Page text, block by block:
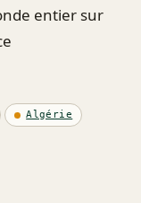
entier sur
Algérie